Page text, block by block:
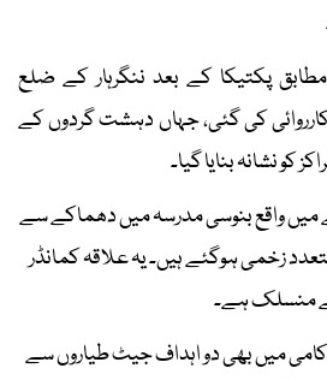
پکتیکا کے بعد ننگرہار کے ضلع
کی گئی، جہاں دہشت گردوں کے
کو نشانہ بنایا گیا۔
میں واقع بنوسی مدرسہ میں دھماکے سے
متعدد زخمی ہوگئے ہیں۔ یہ علاقہ کمانڈر
منسلک ہے۔
کامی میں بھی دو اہداف جیٹ طیاروں سے